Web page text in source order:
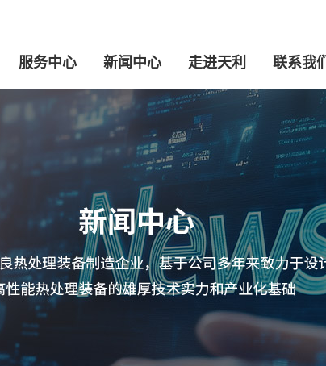
服务中心 新闻中心 走进天利 联系我们